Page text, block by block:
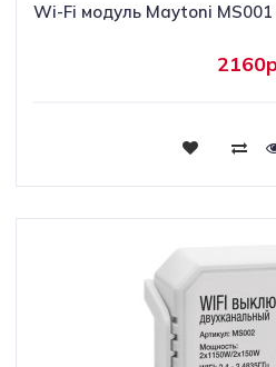
Wi-Fi модуль Maytoni MS001